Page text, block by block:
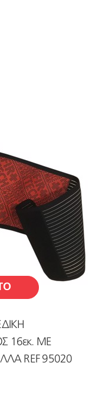
16εκ. ΜΕ
REF 95020